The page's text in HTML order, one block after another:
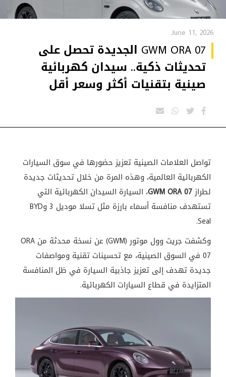
June 11, 2026
GWM ORA 07 الجديدة تحصل على
تحديثات ذكية.. سيدان كهربائية
صينية بتقنيات أكثر وسعر أقل
تواصل العلامات الصينية تعزيز حضورها في سوق السيارات
الكهربائية العالمية، وهذه المرة من خلال تحديثات جديدة
لطرازGWM ORA 07، السيارة السيدان الكهربائية التي
تستهدف منافسة أسماء بارزة مثل تسلا موديل 3 وBYD
Seal.
وكشفت جريت وول موتور (GWM) عن نسخة محدثة من ORA
07 في السوق الصينية، مع تحسينات تقنية ومواصفات
جديدة تهدف إلى تعزيز جاذبية السيارة في ظل المنافسة
المتزايدة في قطاع السيارات الكهربائية.